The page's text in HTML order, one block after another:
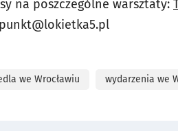
na poszczególne warsztaty:
we Wrocławiu wydarzenia we